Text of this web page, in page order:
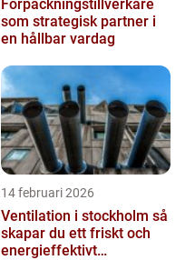
Förpackningstillverkare
som strategisk partner i
en hållbar vardag
14 februari 2026
Ventilation i stockholm så
skapar du ett friskt och
energieffektivt